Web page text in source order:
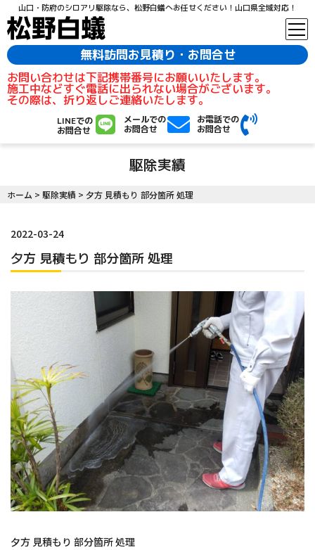
山口・防府のシロアリ駆除なら、松野白蟻へお任せください！山口県全域対応！
無料訪問お見積り・お問合せ
お問い合わせは下記携帯番号にお願いいたします。
施工中などすぐ電話に出られない場合がございます。
その際は、折り返しご連絡いたします。
LINEでの
お問合せ
メールでの
お問合せ
お電話での
お問合せ
駆除実績
ホーム > 駆除実績 > 夕方 見積もり 部分箇所 処理
2022-03-24
夕方 見積もり 部分箇所 処理
夕方 見積もり 部分箇所 処理